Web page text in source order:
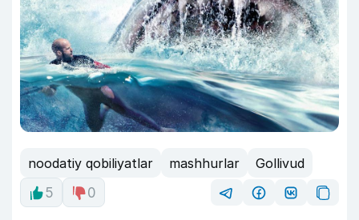
noodatiy qobiliyatlar mashhurlar
Gollivud
5
0